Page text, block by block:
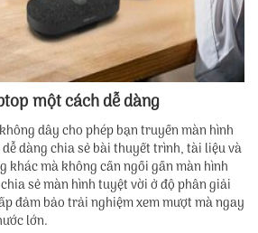
một cách dễ dàng
dây cho phép bạn truyền màn hình
dàng chia sẻ bài thuyết trình, tài liệu và
khác mà không cần ngồi gần màn hình
sẻ màn hình tuyệt vời ở độ phân giải
đảm bảo trải nghiệm xem mượt mà ngay
lớn.